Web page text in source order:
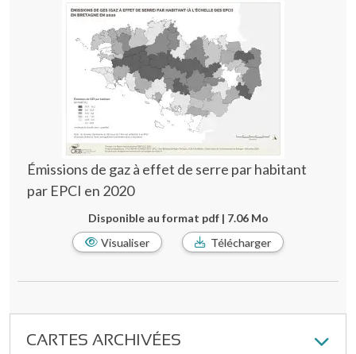
Émissions de gaz à effet de serre par habitant
par EPCI en 2020
Disponible au format pdf | 7.06 Mo
Visualiser
Télécharger
CARTES ARCHIVÉES